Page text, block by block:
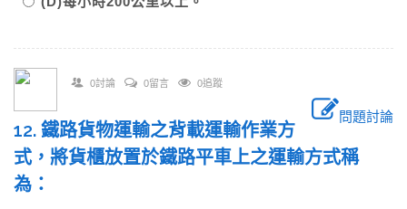
0討論 0留言 0追蹤
問題討論
12. 鐵路貨物運輸之背載運輸作業方
式，將貨櫃放置於鐵路平車上之運輸方式稱
為：